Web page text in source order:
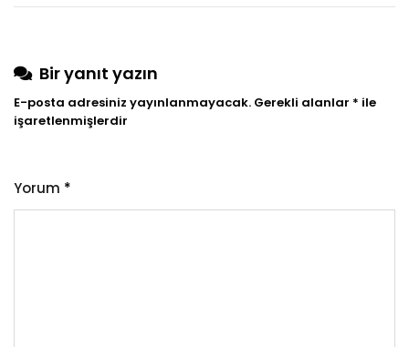
Bir yanıt yazın
E-posta adresiniz yayınlanmayacak. Gerekli alanlar * ile
işaretlenmişlerdir
Yorum *